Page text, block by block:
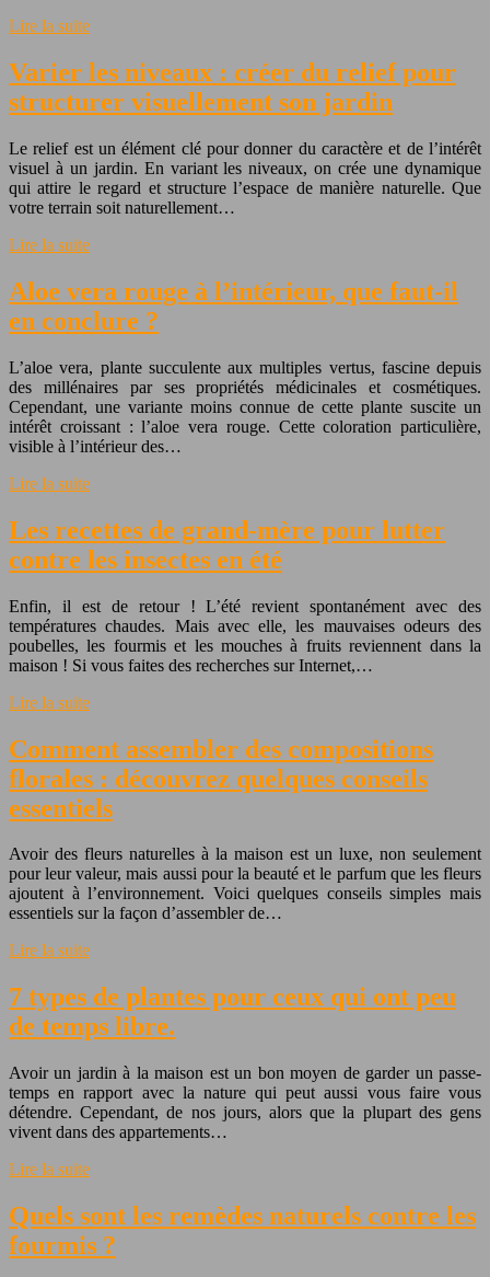
Lire la suite
Varier les niveaux : créer du relief pour
structurer visuellement son jardin
Le relief est un élément clé pour donner du caractère et de l’intérêt
visuel à un jardin. En variant les niveaux, on crée une dynamique
qui attire le regard et structure l’espace de manière naturelle. Que
votre terrain soit naturellement…
Lire la suite
Aloe vera rouge à l’intérieur, que faut-il
en conclure ?
L’aloe vera, plante succulente aux multiples vertus, fascine depuis
des millénaires par ses propriétés médicinales et cosmétiques.
Cependant, une variante moins connue de cette plante suscite un
intérêt croissant : l’aloe vera rouge. Cette coloration particulière,
visible à l’intérieur des…
Lire la suite
Les recettes de grand-mère pour lutter
contre les insectes en été
Enfin, il est de retour ! L’été revient spontanément avec des
températures chaudes. Mais avec elle, les mauvaises odeurs des
poubelles, les fourmis et les mouches à fruits reviennent dans la
maison ! Si vous faites des recherches sur Internet,…
Lire la suite
Comment assembler des compositions
florales : découvrez quelques conseils
essentiels
Avoir des fleurs naturelles à la maison est un luxe, non seulement
pour leur valeur, mais aussi pour la beauté et le parfum que les fleurs
ajoutent à l’environnement. Voici quelques conseils simples mais
essentiels sur la façon d’assembler de…
Lire la suite
7 types de plantes pour ceux qui ont peu
de temps libre.
Avoir un jardin à la maison est un bon moyen de garder un passe-
temps en rapport avec la nature qui peut aussi vous faire vous
détendre. Cependant, de nos jours, alors que la plupart des gens
vivent dans des appartements…
Lire la suite
Quels sont les remèdes naturels contre les
fourmis ?